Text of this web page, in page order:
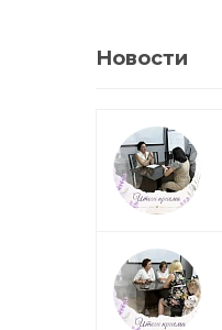
Новости